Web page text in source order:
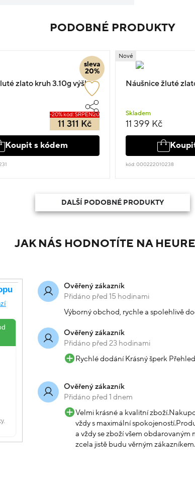
PODOBNÉ PRODUKTY
sleva
20%
zlato kruh 3.10g výška
-20% kód: SRPEN20
11 311 Kč
Koupit s kódem
Nové
Náušnice žluté
Skladem
11 399 Kč
kód: 000222010238
DALŠÍ PODOBNÉ PRODUKTY
JAK NÁS HODNOTÍTE NA
Ověřený zákazník
Přidáno před 15 hodinami
Výborný obchod, rychle a spolehlivě
Ověřený zákazník
Přidáno před 23 hodinami
Rychlé dodání Krásný šperk
Ověřený zákazník
Přidáno před 1 dnem
Velmi krásné a kvalitní
vždy s maximální
a vždy se zboží všem
zcela jistě budu věrným zákazníkem.